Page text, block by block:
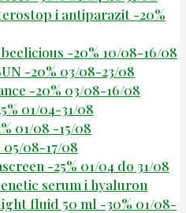
i antiparazit -20%
-20% 10/08-16/08
-20% 03/08-23/08
-20% 03/08-16/08
01/04-31/08
01/08 -15/08
05/08-17/08
-25% 01/04 do 31/08
serum i hyaluron
fluid 50 ml -30% 01/08-